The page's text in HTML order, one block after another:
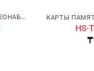
КАРТЫ ПАМЯТИ ДЛЯ ВИДЕОНАБЛЮДЕНИЯ
HS-
₸